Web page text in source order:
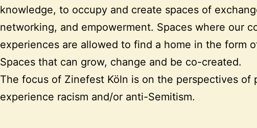
knowledge, to occupy and create spaces of
networking, and empowerment. Spaces where our
experiences are allowed to find a home in the form
Spaces that can grow, change and be co-created.
The focus of Zinefest Köln is on the perspectives of
experience racism and/or anti-Semitism.